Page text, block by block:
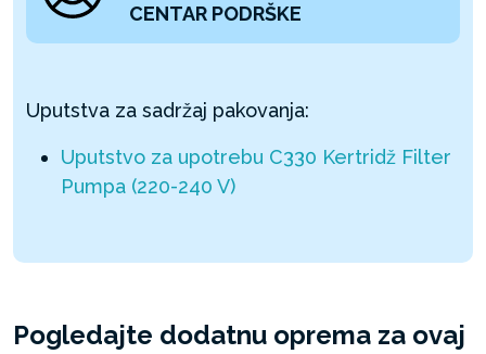
CENTAR PODRŠKE
Uputstva za sadržaj pakovanja:
Uputstvo za upotrebu C330 Kertridž Filter
Pumpa (220-240 V)
Pogledajte dodatnu oprema za ovaj